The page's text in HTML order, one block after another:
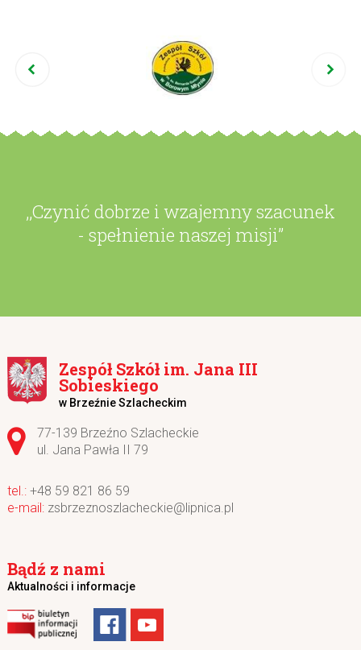
,,Czynić dobrze i wzajemny szacunek
- spełnienie naszej misji”
Zespół Szkół im. Jana III
Sobieskiego
w Brzeźnie Szlacheckim
Adres pocztowy:
77-139 Brzeźno Szlacheckie
ul. Jana Pawła II 79
+48 59 821 86 59
zsbrzeznoszlacheckie@lipnica.pl
Bądź z nami
Aktualności i informacje